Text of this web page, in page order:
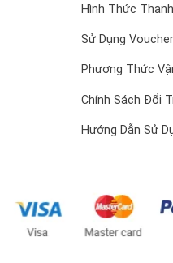
Hình Thức
Sử Dụng
Phương Thức
Chính Sách Đổi
Hướng Dẫn Sử